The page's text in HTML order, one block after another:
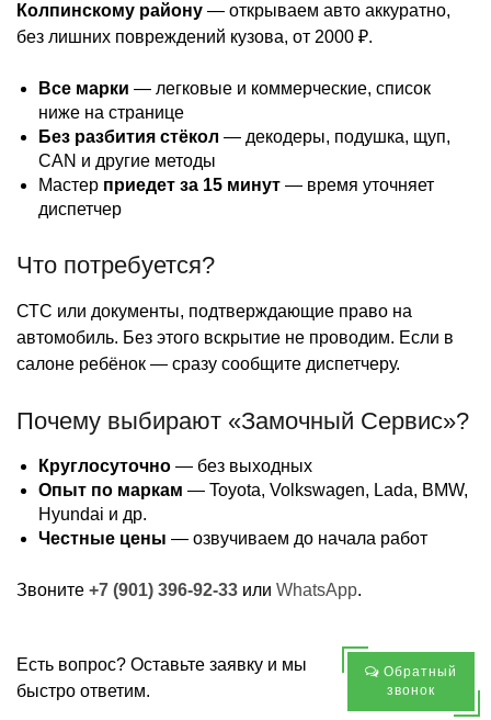
Колпинскому району — открываем авто аккуратно,
без лишних повреждений кузова, от 2000 ₽.
Все марки — легковые и коммерческие, список
ниже на странице
Без разбития стёкол — декодеры, подушка, щуп,
CAN и другие методы
Мастер приедет за 15 минут — время уточняет
диспетчер
Что потребуется?
СТС или документы, подтверждающие право на
автомобиль. Без этого вскрытие не проводим. Если в
салоне ребёнок — сразу сообщите диспетчеру.
Почему выбирают «Замочный Сервис»?
Круглосуточно — без выходных
Опыт по маркам — Toyota, Volkswagen, Lada, BMW,
Hyundai и др.
Честные цены — озвучиваем до начала работ
Звоните +7 (901) 396-92-33 или WhatsApp.
Есть вопрос? Оставьте заявку и мы
быстро ответим.
Обратный
звонок